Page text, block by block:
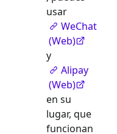
usar
WeChat
(Web)
y
Alipay
(Web)
en su
lugar, que
funcionan